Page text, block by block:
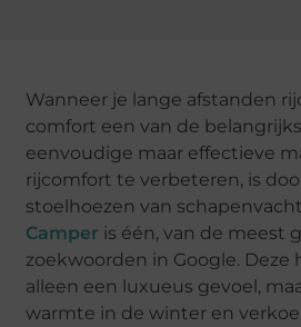
Wanneer je lange afstanden
comfort een van de
eenvoudige maar effectieve
rijcomfort te verbeteren, is
stoelhoezen van
Camper is één, van de meest
zoekwoorden in Google. Deze
alleen een luxueus gevoel,
warmte in de winter en